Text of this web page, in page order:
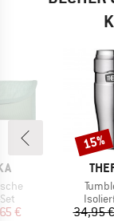
Preis
€
Artikel
34,95 €
Rabatt
15%